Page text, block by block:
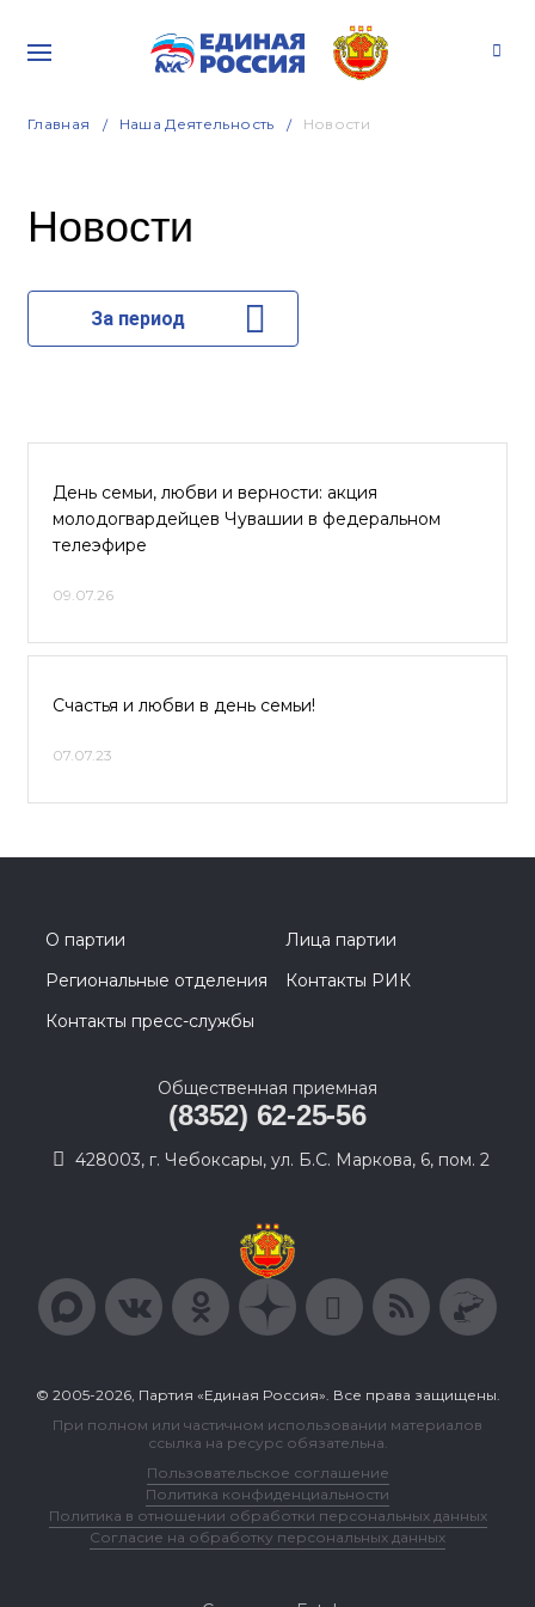
Главная Наша Деятельность Новости
Новости
За период
День семьи, любви и верности: акция
молодогвардейцев Чувашии в федеральном
телеэфире
09.07.26
Счастья и любви в день семьи!
07.07.23
О партии
Лица партии
Региональные отделения
Контакты РИК
Контакты пресс-службы
Общественная приемная
(8352) 62-25-56
428003, г. Чебоксары, ул. Б.С. Маркова, 6, пом. 2
© 2005-2026, Партия «Единая Россия». Все права защищены.
При полном или частичном использовании материалов
ссылка на ресурс обязательна.
Пользовательское соглашение
Политика конфиденциальности
Политика в отношении обработки персональных данных
Согласие на обработку персональных данных